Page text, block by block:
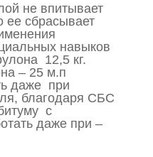
не впитывает
ее сбрасывает
навыков
12,5 кг.
– 25 м.п
даже при
благодаря СБС
с
даже при –